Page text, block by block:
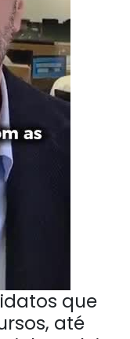
que
até